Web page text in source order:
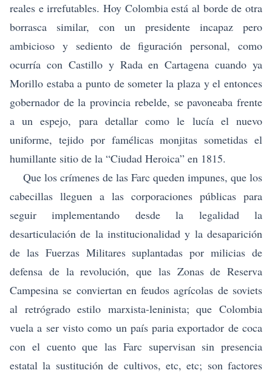
reales e irrefutables. Hoy Colombia está al borde de otra
borrasca similar, con un presidente incapaz pero
ambicioso y sediento de figuración personal, como
ocurría con Castillo y Rada en Cartagena cuando ya
Morillo estaba a punto de someter la plaza y el entonces
gobernador de la provincia rebelde, se pavoneaba frente
a un espejo, para detallar como le lucía el nuevo
uniforme, tejido por famélicas monjitas sometidas el
humillante sitio de la “Ciudad Heroica” en 1815.
Que los crímenes de las Farc queden impunes, que los
cabecillas lleguen a las corporaciones públicas para
seguir implementando desde la legalidad la
desarticulación de la institucionalidad y la desaparición
de las Fuerzas Militares suplantadas por milicias de
defensa de la revolución, que las Zonas de Reserva
Campesina se conviertan en feudos agrícolas de soviets
al retrógrado estilo marxista-leninista; que Colombia
vuela a ser visto como un país paria exportador de coca
con el cuento que las Farc supervisan sin presencia
estatal la sustitución de cultivos, etc, etc; son factores